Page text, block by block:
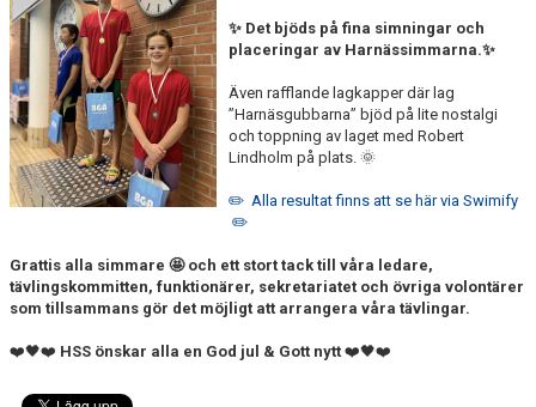
HARNÄSBADET
✨ Det bjöds på fina simningar och
placeringar av Harnässimmarna.✨
Även rafflande lagkapper där lag
”Harnäsgubbarna” bjöd på lite nostalgi
och toppning av laget med Robert
Lindholm på plats. 🌞
✏️ Alla resultat finns att se här via Swimify
✏️
Grattis alla simmare 🤩 och ett stort tack till våra ledare,
tävlingskommitten, funktionärer, sekretariatet och övriga volontärer
som tillsammans gör det möjligt att arrangera våra tävlingar.
❤️🖤❤️ HSS önskar alla en God jul & Gott nytt ❤️🖤❤️